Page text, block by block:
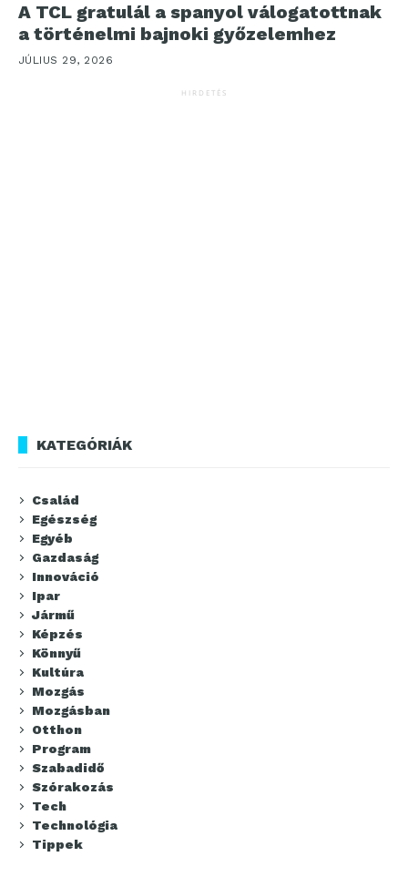
A TCL gratulál a spanyol válogatottnak
a történelmi bajnoki győzelemhez
JÚLIUS 29, 2026
HIRDETÉS
KATEGÓRIÁK
Család
Egészség
Egyéb
Gazdaság
Innováció
Ipar
Jármű
Képzés
Könnyű
Kultúra
Mozgás
Mozgásban
Otthon
Program
Szabadidő
Szórakozás
Tech
Technológia
Tippek